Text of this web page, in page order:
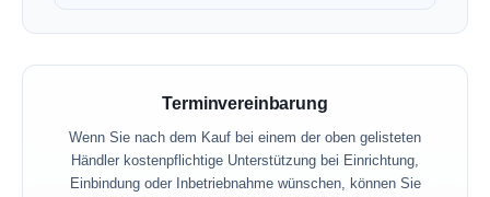
Terminvereinbarung
Wenn Sie nach dem Kauf bei einem der oben gelisteten
Händler kostenpflichtige Unterstützung bei Einrichtung,
Einbindung oder Inbetriebnahme wünschen, können Sie